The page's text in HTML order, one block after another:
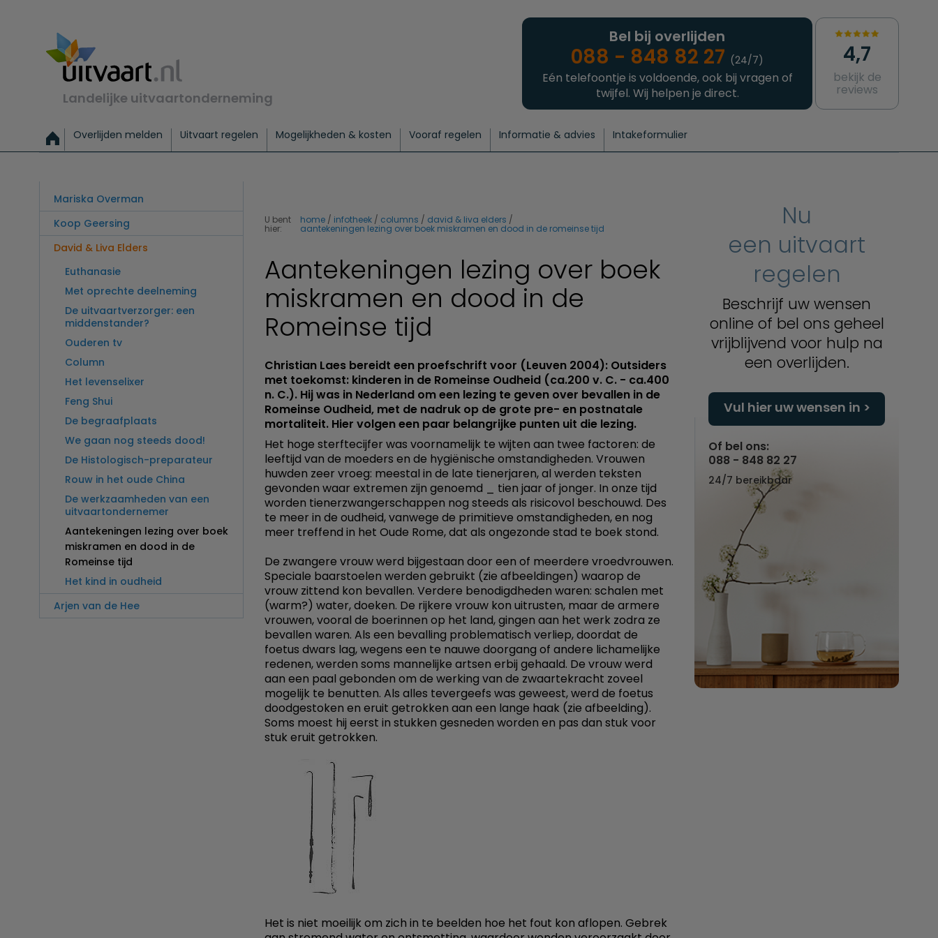
Landelijke uitvaartonderneming
Bel bij overlijden
088 - 848 82 27 (24/7)
Eén telefoontje is voldoende, ook bij vragen of
twijfel. Wij helpen je direct.
4,7
bekijk de
reviews
Overlijden melden Uitvaart regelen Mogelijkheden & kosten
Exclusieve uitvaart
Vooraf regelen Informatie & advies Intakeformulier
Mariska Overman
Koop Geersing
David & Liva Elders
Euthanasie
Met oprechte deelneming
De uitvaartverzorger: een
middenstander?
Ouderen tv
Column
Het levenselixer
Feng Shui
De begraafplaats
We gaan nog steeds dood!
De Histologisch-preparateur
Rouw in het oude China
De werkzaamheden van een
uitvaartondernemer
Aantekeningen lezing over boek
miskramen en dood in de
Romeinse tijd
Het kind in oudheid
Arjen van de Hee
U bent
hier:
home infotheek columns david & liva elders
aantekeningen lezing over boek miskramen en dood in de romeinse tijd
Aantekeningen lezing over boek
miskramen en dood in de
Romeinse tijd
Christian Laes bereidt een proefschrift voor (Leuven 2004): Outsiders
met toekomst: kinderen in de Romeinse Oudheid (ca.200 v. C. - ca.400
n. C.). Hij was in Nederland om een lezing te geven over bevallen in de
Romeinse Oudheid, met de nadruk op de grote pre- en postnatale
mortaliteit. Hier volgen een paar belangrijke punten uit die lezing.
Het hoge sterftecijfer was voornamelijk te wijten aan twee factoren: de
leeftijd van de moeders en de hygiënische omstandigheden. Vrouwen
huwden zeer vroeg: meestal in de late tienerjaren, al werden teksten
gevonden waar extremen zijn genoemd _ tien jaar of jonger. In onze tijd
worden tienerzwangerschappen nog steeds als risicovol beschouwd. Des
te meer in de oudheid, vanwege de primitieve omstandigheden, en nog
meer treffend in het Oude Rome, dat als ongezonde stad te boek stond.
De zwangere vrouw werd bijgestaan door een of meerdere vroedvrouwen.
Speciale baarstoelen werden gebruikt (zie afbeeldingen) waarop de
vrouw zittend kon bevallen. Verdere benodigdheden waren: schalen met
(warm?) water, doeken. De rijkere vrouw kon uitrusten, maar de armere
vrouwen, vooral de boerinnen op het land, gingen aan het werk zodra ze
bevallen waren. Als een bevalling problematisch verliep, doordat de
foetus dwars lag, wegens een te nauwe doorgang of andere lichamelijke
redenen, werden soms mannelijke artsen erbij gehaald. De vrouw werd
aan een paal gebonden om de werking van de zwaartekracht zoveel
mogelijk te benutten. Als alles tevergeefs was geweest, werd de foetus
doodgestoken en eruit getrokken aan een lange haak (zie afbeelding).
Soms moest hij eerst in stukken gesneden worden en pas dan stuk voor
stuk eruit getrokken.
Het is niet moeilijk om zich in te beelden hoe het fout kon aflopen. Gebrek
Nu
een uitvaart
regelen
Beschrijf uw wensen
online of bel ons geheel
vrijblijvend voor hulp na
een overlijden.
Vul hier uw wensen in
Of bel ons:
088 - 848 82 27
24/7 bereikbaar